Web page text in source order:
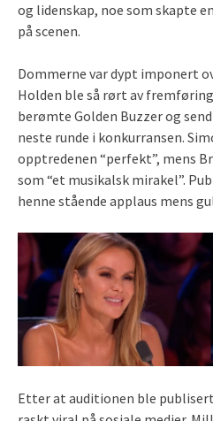
og lidenskap, noe som skapte
på scenen.
Dommerne var dypt imponert
Holden ble så rørt av
berømte Golden Buzzer og
neste runde i konkurransen.
opptredenen “perfekt”, mens
som “et musikalsk mirakel”.
henne stående applaus mens
Etter at auditionen ble